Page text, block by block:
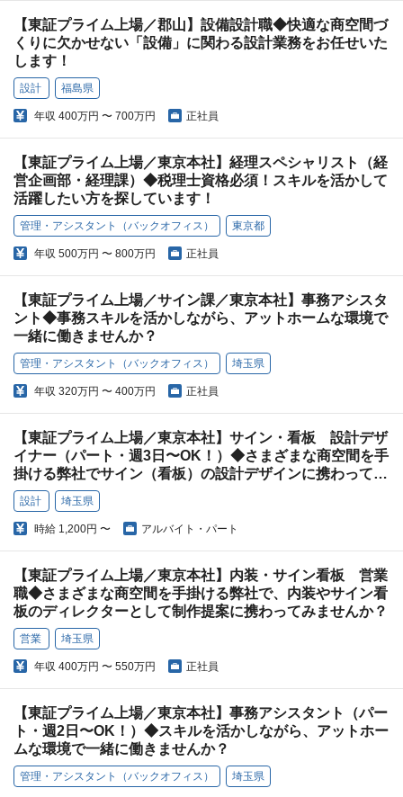
【東証プライム上場／郡山】設備設計職◆快適な商空間づ
くりに欠かせない「設備」に関わる設計業務をお任せいた
します！
設計 福島県
年収 400万円 〜 700万円 正社員
【東証プライム上場／東京本社】経理スペシャリスト（経
営企画部・経理課）◆税理士資格必須！スキルを活かして
活躍したい方を探しています！
管理・アシスタント（バックオフィス） 東京都
年収 500万円 〜 800万円 正社員
【東証プライム上場／サイン課／東京本社】事務アシスタ
ント◆事務スキルを活かしながら、アットホームな環境で
一緒に働きませんか？
管理・アシスタント（バックオフィス） 埼玉県
年収 320万円 〜 400万円 正社員
【東証プライム上場／東京本社】サイン・看板 設計デザ
イナー（パート・週3日〜OK！）◆さまざまな商空間を手
掛ける弊社でサイン（看板）の設計デザインに携わってみ
ませんか？
設計 埼玉県
時給 1,200円 〜 アルバイト・パート
【東証プライム上場／東京本社】内装・サイン看板 営業
職◆さまざまな商空間を手掛ける弊社で、内装やサイン看
板のディレクターとして制作提案に携わってみませんか？
営業 埼玉県
年収 400万円 〜 550万円 正社員
【東証プライム上場／東京本社】事務アシスタント（パー
ト・週2日〜OK！）◆スキルを活かしながら、アットホー
ムな環境で一緒に働きませんか？
管理・アシスタント（バックオフィス） 埼玉県